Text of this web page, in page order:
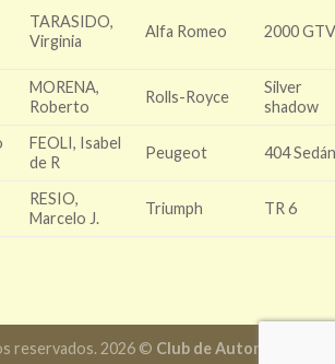
TARASIDO,
Virginia
Alfa Romeo 2000
MORENA,
Roberto
Rolls-Royce
Silver
shadow
FEOLI, Isabel
de R
Peugeot 404
RESIO,
Marcelo J.
Triumph TR 6
reservados. 2026 © Club de Automóviles